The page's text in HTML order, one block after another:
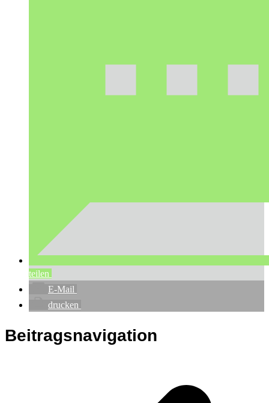
teilen
E-Mail
drucken
Beitragsnavigation